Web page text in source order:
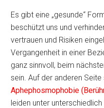
Es gibt eine „gesunde“
beschützt uns und
vertrauen und Risiken
Vergangenheit in einer
ganz sinnvoll, beim
sein. Auf der anderen
Aphephosmophobie
leiden unter